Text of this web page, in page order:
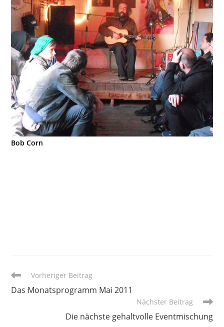
Bob Corn
Weitere
ansehen
Vorheriger Beitrag
Das Monatsprogramm Mai 2011
Nächster Beitrag
Die nächste gehaltvolle Eventmischung